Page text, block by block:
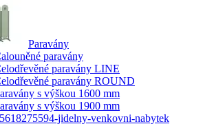
Paravány
paravány
paravány LINE
paravány ROUND
s výškou 1600 mm
s výškou 1900 mm